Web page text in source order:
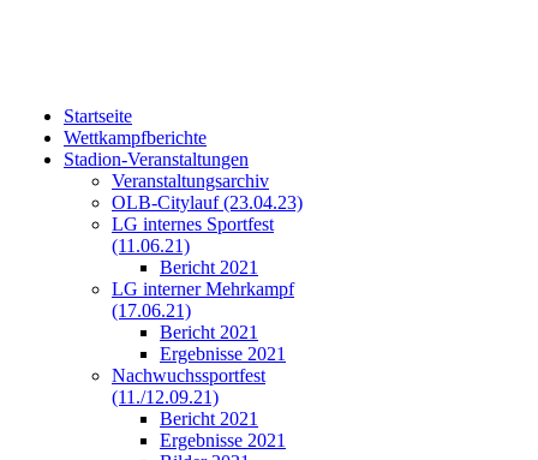
Startseite
Wettkampfberichte
Stadion-Veranstaltungen
Veranstaltungsarchiv
OLB-Citylauf (23.04.23)
LG internes Sportfest
(11.06.21)
Bericht 2021
LG interner Mehrkampf
(17.06.21)
Bericht 2021
Ergebnisse 2021
Nachwuchssportfest
(11./12.09.21)
Bericht 2021
Ergebnisse 2021